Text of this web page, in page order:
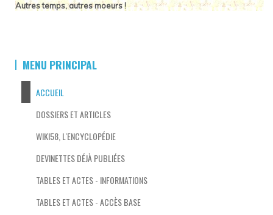
Autres temps, autres moeurs !
MENU PRINCIPAL
ACCUEIL
DOSSIERS ET ARTICLES
WIKI58, L'ENCYCLOPÉDIE
DEVINETTES DÉJÀ PUBLIÉES
TABLES ET ACTES - INFORMATIONS
TABLES ET ACTES - ACCÈS BASE